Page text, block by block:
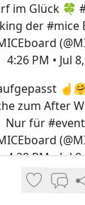
im Glück 🍀
der#mice
4:26 PM • Jul
zum After
Nur für
4:28 PM • Jul
aufgepasst ☝️